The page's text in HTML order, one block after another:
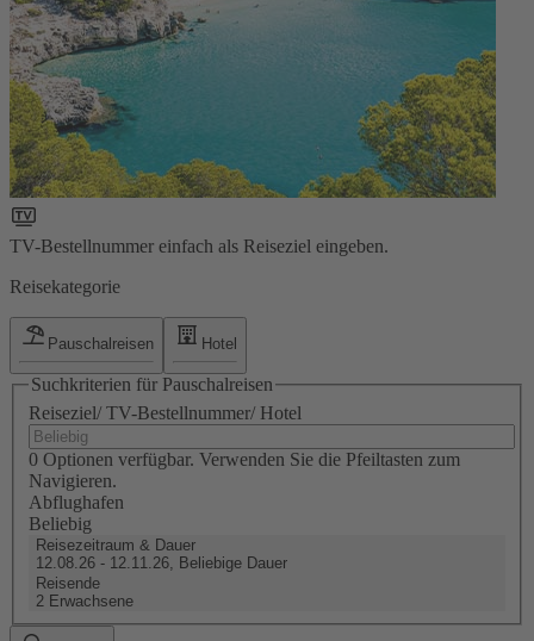
TV-Bestellnummer einfach als Reiseziel eingeben.
Reisekategorie
Pauschalreisen Hotel
Suchkriterien für Pauschalreisen
Reiseziel/ TV-Bestellnummer/ Hotel
0 Optionen verfügbar. Verwenden Sie die Pfeiltasten zum
Navigieren.
Abflughafen
Beliebig
Reisezeitraum & Dauer
12.08.26 - 12.11.26, Beliebige Dauer
Reisende
2 Erwachsene